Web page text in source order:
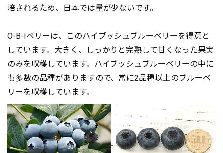
培されるため、日本では量が少ないです。
O-B-Iベリーは、このハイブッシュブルーベリーを得意と
しています。大きく、しっかりと完熟して甘くなった果実
のみを収穫しています。ハイブッシュブルーベリーの中に
も多数の品種がありますので、常に2品種以上のブルーベ
リーを収穫しています。